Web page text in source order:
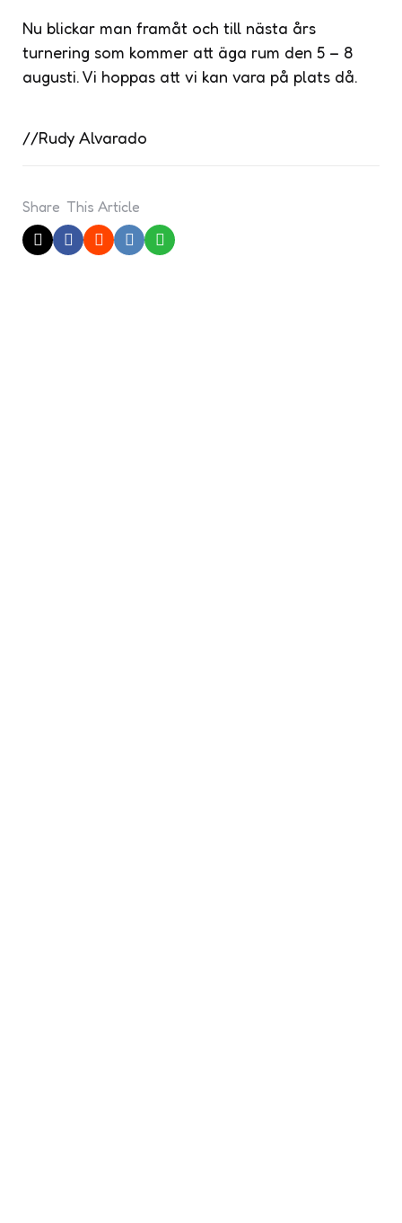
Nu blickar man framåt och till nästa års
turnering som kommer att äga rum den 5 – 8
augusti. Vi hoppas att vi kan vara på plats då.
//Rudy Alvarado
Share This Article